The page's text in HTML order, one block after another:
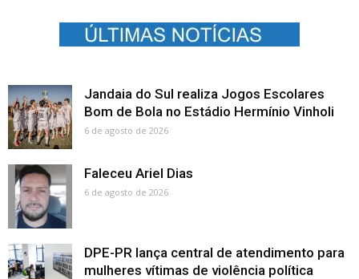
Jandaia do Sul realiza Jogos Escolares
Bom de Bola no Estádio Hermínio Vinholi
6 de agosto de 2026
Faleceu Ariel Dias
6 de agosto de 2026
DPE-PR lança central de atendimento para
mulheres vítimas de violência política